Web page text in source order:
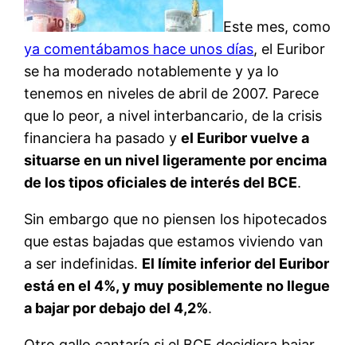
Este mes, como
ya comentábamos hace unos días, el Euribor
se ha moderado notablemente y ya lo
tenemos en niveles de abril de 2007. Parece
que lo peor, a nivel interbancario, de la crisis
financiera ha pasado yel Euribor vuelve a
situarse en un nivel ligeramente por encima
de los tipos oficiales de interés del BCE.
Sin embargo que no piensen los hipotecados
que estas bajadas que estamos viviendo van
a ser indefinidas. El límite inferior del Euribor
está en el 4%, y muy posiblemente no llegue
a bajar por debajo del 4,2%.